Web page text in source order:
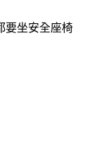
要坐安全座椅